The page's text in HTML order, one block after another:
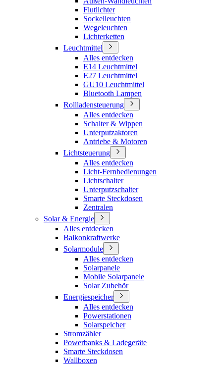
Flutlichter
Sockelleuchten
Wegeleuchten
Lichterketten
Leuchtmittel
Alles entdecken
E14 Leuchtmittel
E27 Leuchtmittel
GU10 Leuchtmittel
Bluetooth Lampen
Rollladensteuerung
Alles entdecken
Schalter & Wippen
Unterputzaktoren
Antriebe & Motoren
Lichtsteuerung
Alles entdecken
Licht-Fernbedienungen
Lichtschalter
Unterputzschalter
Smarte Steckdosen
Zentralen
Solar & Energie
Alles entdecken
Balkonkraftwerke
Solarmodule
Alles entdecken
Solarpanele
Mobile Solarpanele
Solar Zubehör
Energiespeicher
Alles entdecken
Powerstationen
Solarspeicher
Stromzähler
Powerbanks & Ladegeräte
Smarte Steckdosen
Wallboxen